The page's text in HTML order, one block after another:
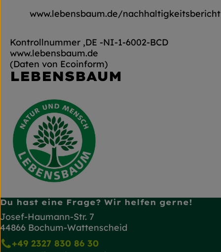
www.lebensbaum.de/nachhaltigkeitsbericht
Kontrollnummer ,DE -NI-1-6002-BCD
www.lebensbaum.de
(Daten von Ecoinform)
LEBENSBAUM
Du hast eine Frage? Wir helfen gerne!
Josef-Haumann-Str. 7
44866 Bochum-Wattenscheid
+49 2327 830 86 30